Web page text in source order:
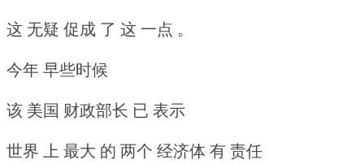
这 无疑 促成 了 这 一点 。
今年 早些时候
该 美国 财政部长 已 表示
世界 上 最大 的 两个 经济体 有 责任